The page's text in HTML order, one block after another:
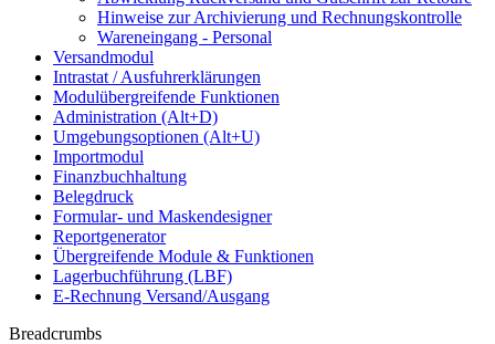
Hinweise zur Archivierung und Rechnungskontrolle
Wareneingang - Personal
Versandmodul
Intrastat / Ausfuhrerklärungen
Modulübergreifende Funktionen
Administration (Alt+D)
Umgebungsoptionen (Alt+U)
Importmodul
Finanzbuchhaltung
Belegdruck
Formular- und Maskendesigner
Reportgenerator
Übergreifende Module & Funktionen
Lagerbuchführung (LBF)
E-Rechnung Versand/Ausgang
Breadcrumbs